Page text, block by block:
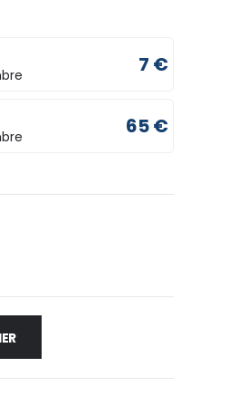
7 €
65 €